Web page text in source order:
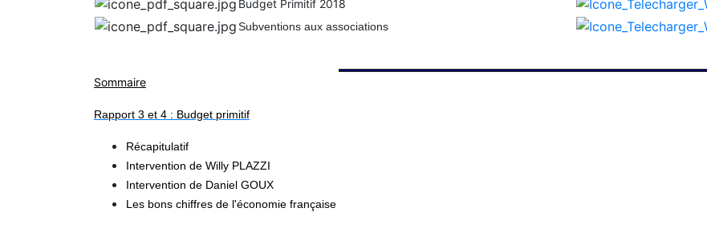
Budget Primitif 2018
Subventions aux associations
Sommaire
Rapport 3 et 4 : Budget primitif
Récapitulatif
Intervention de Willy PLAZZI
Intervention de Daniel GOUX
Les bons chiffres de l'économie française